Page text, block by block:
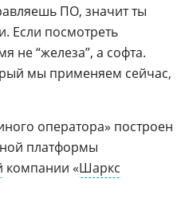
ПО, значит ты
Если посмотреть
не “железа”, а софта.
мы применяем сейчас,
оператора» построен
платформы
компании «Шаркс